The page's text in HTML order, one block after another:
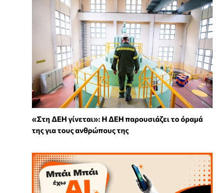
«Στη ΔΕΗ γίνεται»: Η ΔΕΗ παρουσιάζει το όραμά
της για τους ανθρώπους της